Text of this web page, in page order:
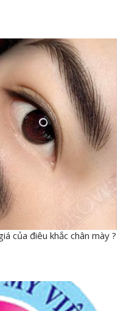
của điêu khắc chân mày ?